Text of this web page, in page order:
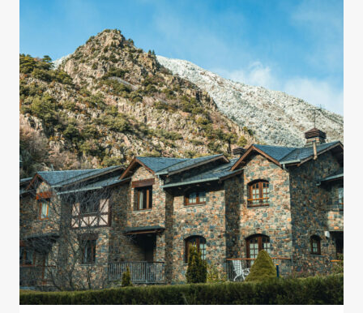
ESTABLECER
TU
CAMPO
BASE
Y
EXPLORAR
EL
PIRINEO